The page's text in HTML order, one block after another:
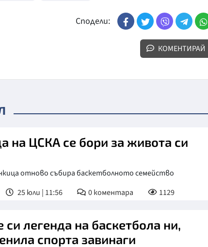
Сподели:
КОМЕНТИРАЙ
на ЦСКА се бори за живота си
отново събира баскетболното семейство
25 юли | 11:56 0коментара 1129
си легенда на баскетбола ни,
спорта завинаги